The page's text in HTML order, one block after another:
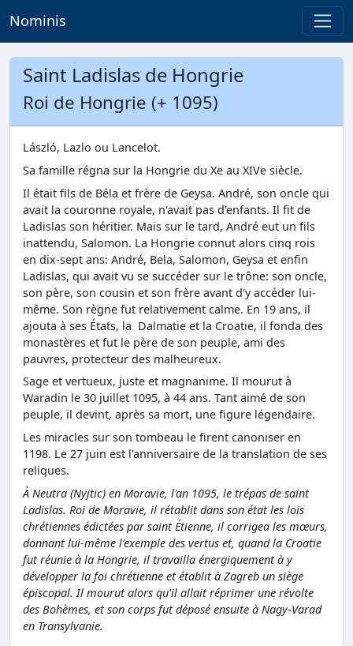
Nominis
Saint Ladislas de Hongrie
Roi de Hongrie (+ 1095)
László, Lazlo ou Lancelot.
Sa famille régna sur la Hongrie du Xe au XIVe siècle.
Il était fils de Béla et frère de Geysa. André, son oncle qui
avait la couronne royale, n'avait pas d'enfants. Il fit de
Ladislas son héritier. Mais sur le tard, André eut un fils
inattendu, Salomon. La Hongrie connut alors cinq rois
en dix-sept ans: André, Bela, Salomon, Geysa et enfin
Ladislas, qui avait vu se succéder sur le trône: son oncle,
son père, son cousin et son frère avant d'y accéder lui-
même. Son règne fut relativement calme. En 19 ans, il
ajouta à ses États, la Dalmatie et la Croatie, il fonda des
monastères et fut le père de son peuple, ami des
pauvres, protecteur des malheureux.
Sage et vertueux, juste et magnanime. Il mourut à
Waradin le 30 juillet 1095, à 44 ans. Tant aimé de son
peuple, il devint, après sa mort, une figure légendaire.
Les miracles sur son tombeau le firent canoniser en
1198. Le 27 juin est l'anniversaire de la translation de ses
reliques.
À Neutra (Nyjtic) en Moravie, l'an 1095, le trépas de saint
Ladislas. Roi de Moravie, il rétablit dans son état les lois
chrétiennes édictées par saint Étienne, il corrigea les mœurs,
donnant lui-même l'exemple des vertus et, quand la Croatie
fut réunie à la Hongrie, il travailla énergiquement à y
développer la foi chrétienne et établit à Zagreb un siège
épiscopal. Il mourut alors qu'il allait réprimer une révolte
des Bohèmes, et son corps fut déposé ensuite à Nagy-Varad
en Transylvanie.